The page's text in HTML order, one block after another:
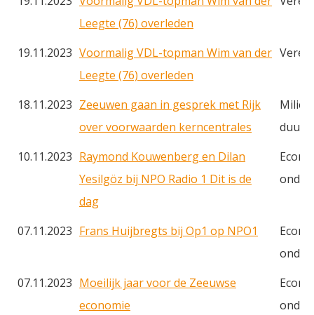
Leegte (76) overleden
19.11.2023 Voormalig VDL-topman Wim van der
Leegte (76) overleden
18.11.2023 Zeeuwen gaan in gesprek met Rijk
over voorwaarden kerncentrales
10.11.2023 Raymond Kouwenberg en Dilan
Yesilgöz bij NPO Radio 1 Dit is de
dag
07.11.2023 Frans Huijbregts bij Op1 op NPO1
07.11.2023 Moeilijk jaar voor de Zeeuwse
economie